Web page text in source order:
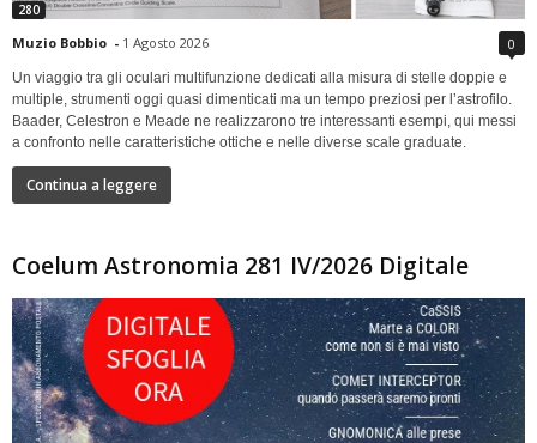
280
Muzio Bobbio - 1 Agosto 2026 0
Un viaggio tra gli oculari multifunzione dedicati alla misura di stelle doppie e
multiple, strumenti oggi quasi dimenticati ma un tempo preziosi per l’astrofilo.
Baader, Celestron e Meade ne realizzarono tre interessanti esempi, qui messi
a confronto nelle caratteristiche ottiche e nelle diverse scale graduate.
Continua a leggere
Coelum Astronomia 281 IV/2026 Digitale